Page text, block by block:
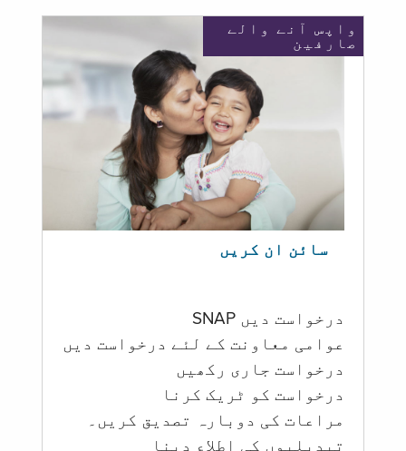
واپس آنے والے
صارفین
سائن ان کریں
درخواست دیں SNAP
عوامی معاونت کے لئے درخواست دیں
درخواست جاری رکھیں
درخواست کو ٹریک کرنا
مراعات کی دوبارہ تصدیق کریں۔
تبدیلیوں کی اطلاع دینا